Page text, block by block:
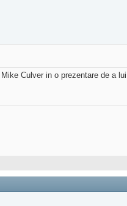
Culver in o prezentare de a